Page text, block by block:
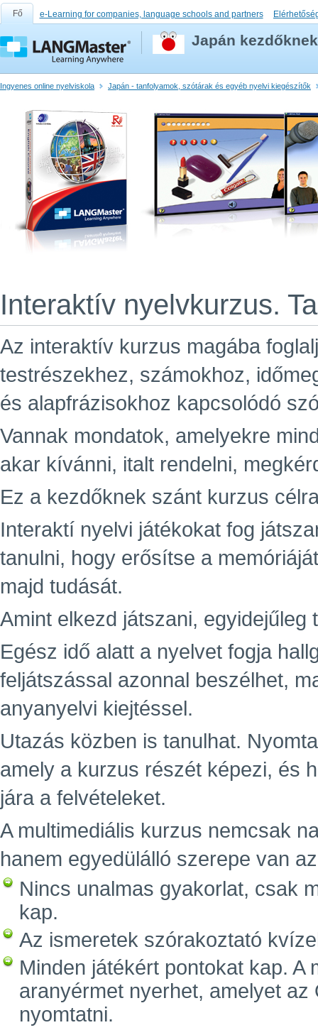
Fő e-Learning for companies, language schools and partners
Japán kezdőknek
Ingyenes online nyelviskola Japán - tanfolyamok, szótárak és egyéb nyelvi kiegészítők
Interaktív nyelvkurzus.
Az interaktív kurzus magába
testrészekhez, számokhoz,
és alapfrázisokhoz kapcsolódó
Vannak mondatok, amelyekre
akar kívánni, italt rendelni,
Ez a kezdőknek szánt kurzus
Interaktí nyelvi játékokat fog
tanulni, hogy erősítse a
majd tudását.
Amint elkezd játszani, egyidejűleg
Egész idő alatt a nyelvet fogja
feljátszással azonnal beszélhet,
anyanyelvi kiejtéssel.
Utazás közben is tanulhat.
amely a kurzus részét képezi, és
jára a felvételeket.
A multimediális kurzus nemcsak
hanem egyedülálló szerepe van
Nincs unalmas gyakorlat, csak
kap.
Az ismeretek szórakoztató
Minden játékért pontokat kap.
aranyérmet nyerhet, amelyet
nyomtatni.